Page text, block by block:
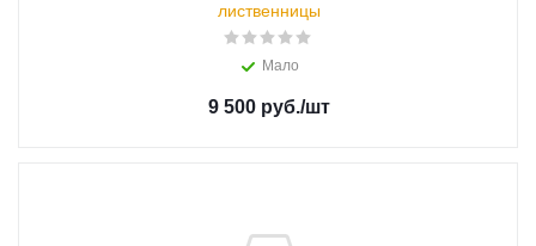
лиственницы
Мало
9 500 руб./шт